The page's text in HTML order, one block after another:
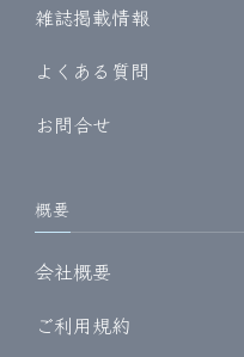
雑誌掲載情報
よくある質問
お問合せ
概要
会社概要
ご利用規約